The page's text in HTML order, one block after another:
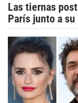
Las tiernas
París junto a